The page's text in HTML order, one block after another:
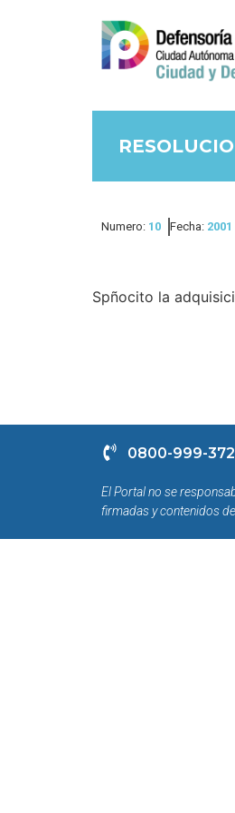
Numero: 10 Fecha: 2001
Spñocito la
0800-999-
El Portal no se
firmadas y contenidos